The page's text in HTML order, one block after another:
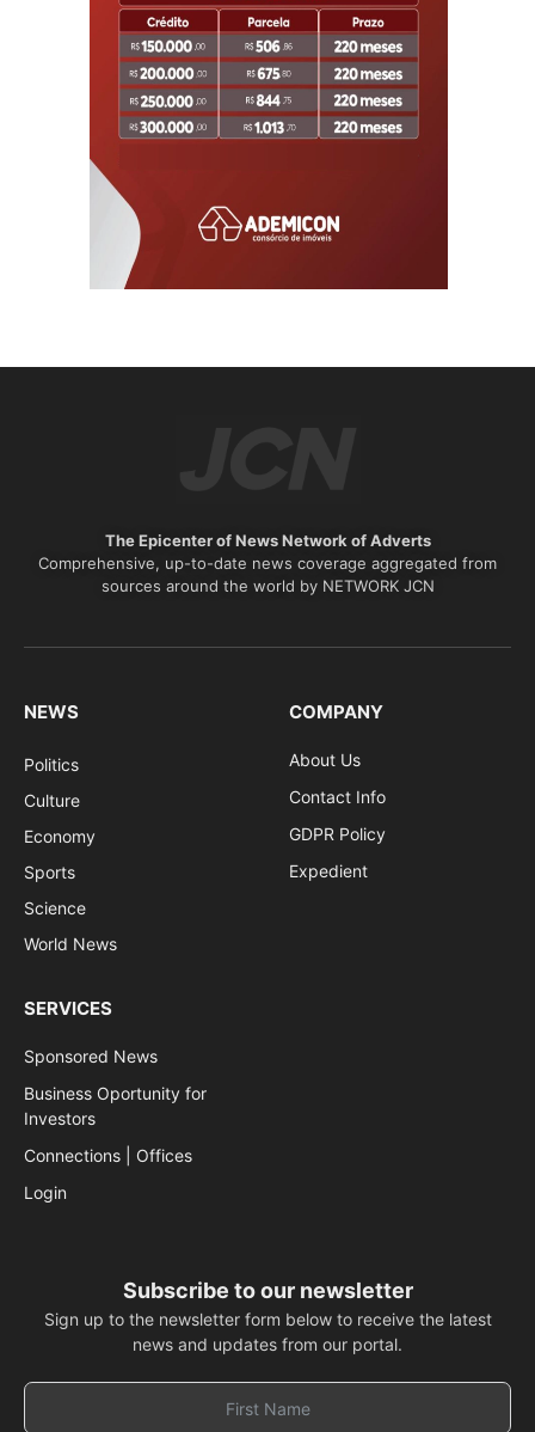
The Epicenter of News Network of Adverts
Comprehensive, up-to-date news coverage aggregated from
sources around the world by NETWORK JCN
NEWS
Politics
Culture
Economy
Sports
Science
World News
COMPANY
About Us
Contact Info
GDPR Policy
Expedient
SERVICES
Sponsored News
Business Oportunity for
Investors
Connections | Offices
Login
Subscribe to our newsletter
Sign up to the newsletter form below to receive the latest
news and updates from our portal.